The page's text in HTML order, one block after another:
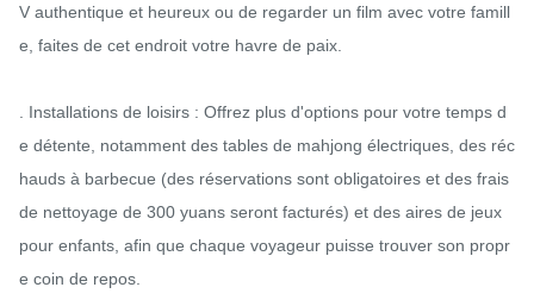
V authentique et heureux ou de regarder un film avec votre famill
e, faites de cet endroit votre havre de paix.
. Installations de loisirs : Offrez plus d'options pour votre temps d
e détente, notamment des tables de mahjong électriques, des réc
hauds à barbecue (des réservations sont obligatoires et des frais
de nettoyage de 300 yuans seront facturés) et des aires de jeux
pour enfants, afin que chaque voyageur puisse trouver son propr
e coin de repos.